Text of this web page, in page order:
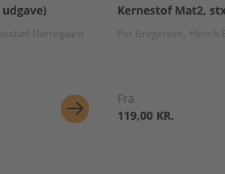
Nørregaard
Kernestof Mat2,
Per Gregersen Henrik
Fra
119,00 KR.